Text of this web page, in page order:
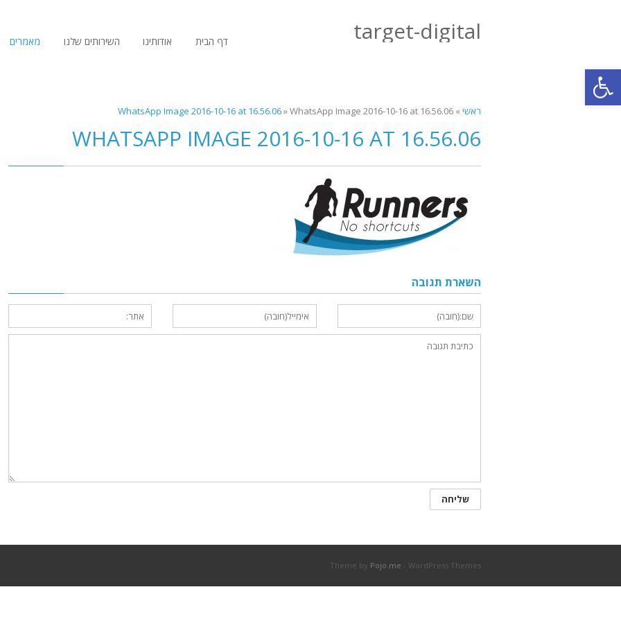
פתח סרגל נגישות
target-digital דף הבית אודותינו השירותים שלנו מאמרים
ראשי »
WhatsApp Image 2016-10-16 at 16.56.06»WhatsApp Image 2016-10-16 at 16.56.06
WHATSAPP IMAGE 2016-10-16 AT 16.56.06
השארת תגובה
Theme by Pojo.me - WordPress Themes